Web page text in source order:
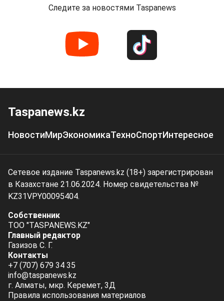
Следите за новостями Taspanews
Taspanews.kz
НовостиМирЭкономикаТехноСпортИнтересное
Сетевое издание Taspanews.kz (18+) зарегистрирован
в Казахстане 21.06.2024. Номер свидетельства №
KZ31VPY00095404.
Собственник
ТОО "TASPANEWS.KZ"
Главный редактор
Газизов С. Г.
Контакты
+7 (707) 679 34 35
info@taspanews.kz
г. Алматы, мкр. Керемет, 3Д
Правила использования материалов